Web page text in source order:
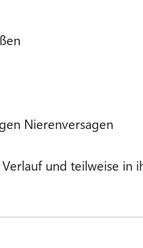
Nierenversagen
und teilweise in